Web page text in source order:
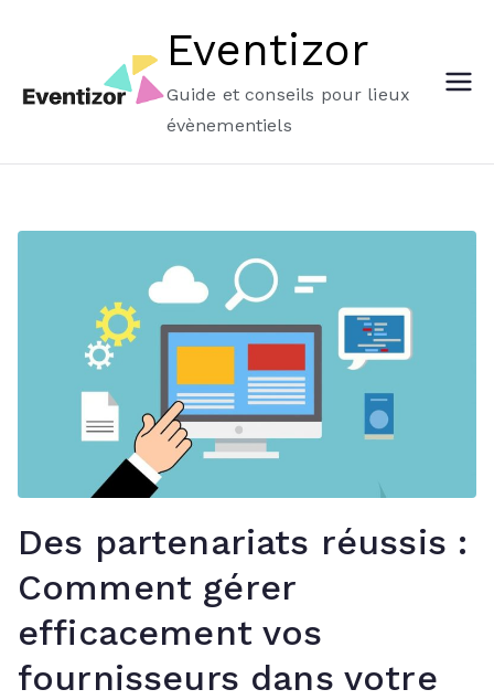
Eventizor
Guide et conseils pour lieux
évènementiels
Des partenariats réussis :
Comment gérer
efficacement vos
fournisseurs dans votre